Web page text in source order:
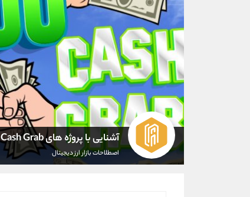
آشنایی با پروژه های Cash Grab
اصطلاحات بازار ارز دیجیتال